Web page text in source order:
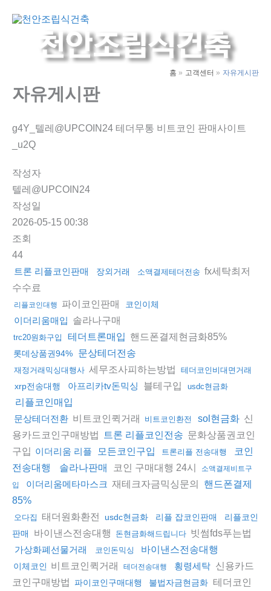
홈 고객센터 자유게시판
자유게시판
g4Y_텔레@UPCOIN24 테더무통 비트코인 판매사이트
_u2Q
작성자
텔레@UPCOIN24
작성일
2026-05-15 00:38
조회
44
트론 리플코인판매 장외거래 소액결제테더전송 fx세탁최저
수수료
리플코인대행 파이코인판매 코인이체
이더리움매입 솔라나구매
trc20원화구입 테더트론매입 핸드폰결제현금화85%
롯데상품권94% 문상테더전송
재정거래믹싱대행사 세무조사피하는방법 테더코인비대면거래
xrp전송대행 아프리카tv돈믹싱 블테구입 usdc현금화
리플코인매입
문상테더전환 비트코인퀵거래 비트코인환전 sol현금화 신
용카드코인구매방법
트론 리플코인전송 문화상품권코인
구입 이더리움 리플 모든코인구입 트론리플 전송대행
코인
전송대행
솔라나판매 코인 구매대행 24시
소액결제비트구
입
이더리움메타마스크 재테크자금믹싱문의
핸드폰결제
85%
오다집 태더원화환전 usdc현금화 리플 잡코인판매
리플코인
판매
바이낸스전송대행 돈현금화해드립니다 빗썸fds푸는법
가상화폐선물거래 코인돈믹싱 바이낸스전송대행
이체코인 비트코인퀵거래 테더전송대행 횡령세탁 신용카드
코인구매방법 파이코인구매대행 불법자금현금화 테더코인